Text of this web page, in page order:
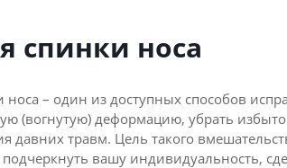
спинки носа
носа – один из доступных способов
(вогнутую) деформацию, убрать
давних травм. Цель такого
вашу индивидуальность,